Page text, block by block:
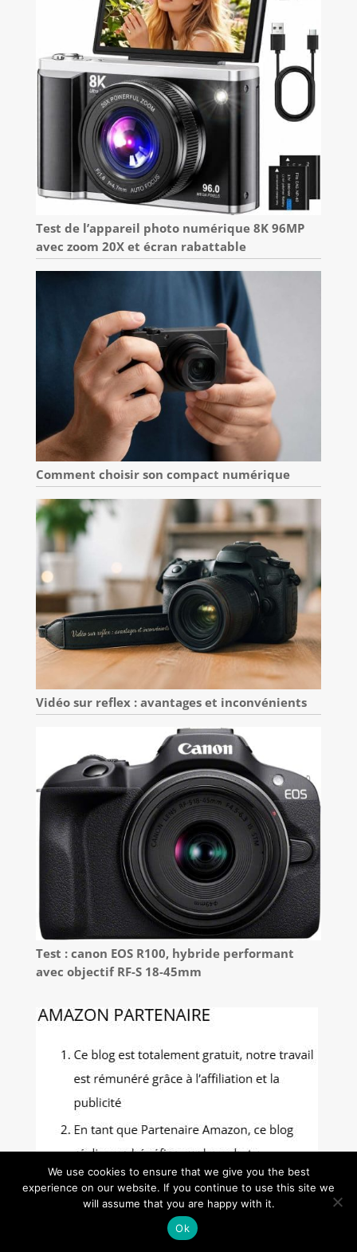
Test de l’appareil photo numérique 8K 96MP
avec zoom 20X et écran rabattable
Comment choisir son compact numérique
Vidéo sur reflex : avantages et inconvénients
Test : canon EOS R100, hybride performant
avec objectif RF-S 18-45mm
We use cookies to ensure that we give you the best
experience on our website. If you continue to use this site we
will assume that you are happy with it.
Ok